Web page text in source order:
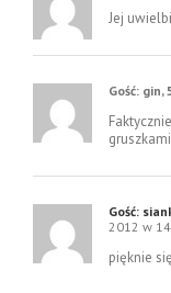
Jej
Gość:
Gość:
2012 w
pięknie